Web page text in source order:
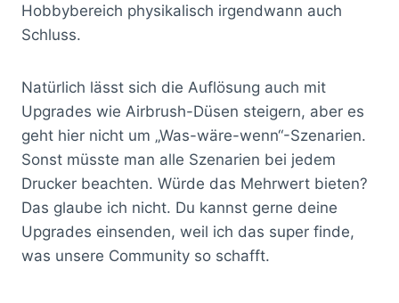
Hobbybereich physikalisch irgendwann auch
Schluss.
Natürlich lässt sich die Auflösung auch mit
Upgrades wie Airbrush-Düsen steigern, aber es
geht hier nicht um „Was-wäre-wenn“-Szenarien.
Sonst müsste man alle Szenarien bei jedem
Drucker beachten. Würde das Mehrwert bieten?
Das glaube ich nicht. Du kannst gerne deine
Upgrades einsenden, weil ich das super finde,
was unsere Community so schafft.